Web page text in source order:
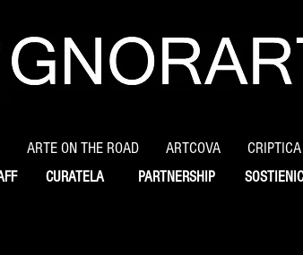
ARTE ON THE ROAD ARTCOVA CRIPTICA
CURATELA PARTNERSHIP